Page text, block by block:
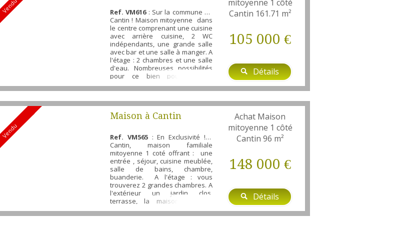
Vendu Ref. VM616: Sur la commune de
Cantin ! Maison mitoyenne dans
le centre comprenant une cuisine
avec arrière cuisine, 2 WC
indépendants, une grande salle
avec bar et une salle à manger. A
l'étage : 2 chambres et une salle
d'eau. Nombreuses possibilités
pour ce bien pouvant être
réhabilité en maison à usage
d'habitation ou possibilité de
laisser un commerce en bas et de
faire un appartement au...
mitoyenne 1 côté
Cantin 161.71 m²
105 000 €
Détails
Vendu
Maison à Cantin
Ref. VM565: En Exclusivité !!!A
Cantin, maison familiale
mitoyenne 1 coté offrant : une
entrée , séjour, cuisine meublée,
salle de bains, chambre,
buanderie. A l'étage : vous
trouverez 2 grandes chambres. A
l'extérieur un jardin clos,
terrasse, la maison possède
aussi un garage et des
dépendances. Nous sommes à
Achat Maison
mitoyenne 1 côté
Cantin 96 m²
148 000 €
Détails